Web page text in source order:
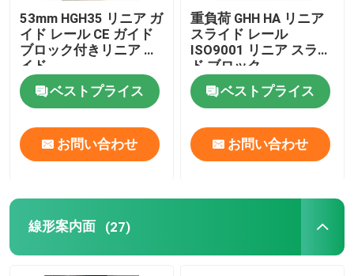
53mm HGH35 リニア ガ
イド レール CE ガイド
ブロック付きリニア ガ
イド
ベストプライス
お問い合わせ
重負荷 GHH HA リニア
スライド レール
ISO9001 リニア スライ
ド ブロック
ベストプライス
お問い合わせ
線形案内面 (27)